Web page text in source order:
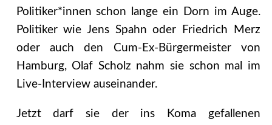
Politiker*innen schon lange ein Dorn im Auge.
Politiker wie Jens Spahn oder Friedrich Merz
oder auch den Cum-Ex-Bürgermeister von
Hamburg, Olaf Scholz nahm sie schon mal im
Live-Interview auseinander.
Jetzt darf sie der ins Koma gefallenen